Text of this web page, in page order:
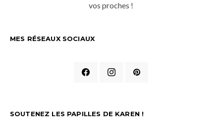
vos proches !
MES RÉSEAUX SOCIAUX
SOUTENEZ LES PAPILLES DE KAREN !